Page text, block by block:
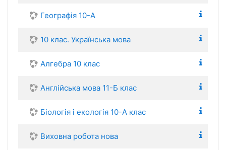
Географія 10-А
10 клас. Українська мова
Алгебра 10 клас
Англійська мова 11-Б клас
Біологія і екологія 10-А клас
Виховна робота нова